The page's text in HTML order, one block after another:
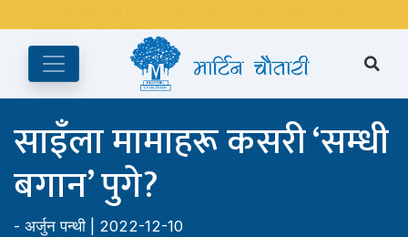
पुस्तकालय बन्द रहने छ ।
साइँला मामाहरू कसरी ‘सम्धी
बगान’ पुगे?
- अर्जुन पन्थी | 2022-12-10